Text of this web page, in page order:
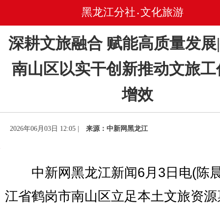
黑龙江分社 • 文化旅游
深耕文旅融合 赋能高质量发
南山区以实干创新推动文旅
增效
2026年06月03日 12:05 | 来源：中新网黑龙江
中新网黑龙江新闻6月3日电(陈
江省鹤岗市南山区立足本土文旅资